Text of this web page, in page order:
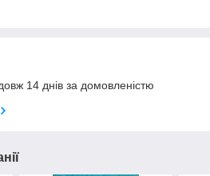
14 днів за домовленістю